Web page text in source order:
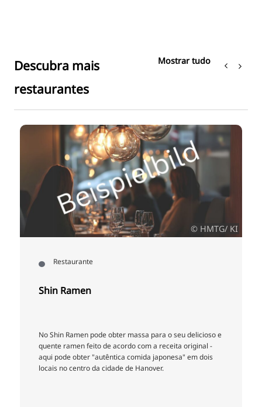
Descubra mais
restaurantes
Mostrar tudo
© HMTG/ KI
Restaurante
Shin Ramen
No Shin Ramen pode obter massa para o seu delicioso e
quente ramen feito de acordo com a receita original -
aqui pode obter "autêntica comida japonesa" em dois
locais no centro da cidade de Hanover.